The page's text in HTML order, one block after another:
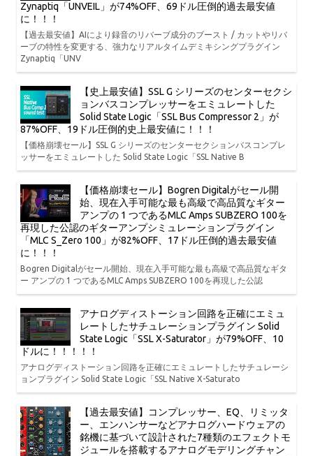
Zynaptiq「UNVEIL」が74%OFF、69ドル圧倒的過去最安値
に！！！
【過去最安値】AIにより録音のリバーブ成分のブースト / カットやリバ
ーブの特性を変更する、強力なリアルタイムデミキシングプラグイン
Zynaptiq「UNV
【史上最安値】SSL G シリーズのセンターセクシ
ョンバスコンプレッサーをエミュレートした
Solid State Logic「SSL Bus Compressor 2」が
87%OFF、19ドル圧倒的史上最安値に！！！
【価格崩壊セール】SSL G シリーズのセンターセクションバスコンプレ
ッサーをエミュレートした Solid State Logic「SSL Native B
【価格崩壊セール】Bogren Digitalがセール開
始、現在入手可能な最も高級で高品質なギター
アンプの 1 つであるMLC Amps SUBZERO 100を
再現した公認のギターアンプシミュレーションプラグイン
「MLC S_Zero 100」が82%OFF、17ドル圧倒的過去最安値
に！！！
Bogren Digitalがセール開始、現在入手可能な最も高級で高品質なギタ
ー アンプの 1 つであるMLC Amps SUBZERO 100を再現した公認
アナログディストーション回路を正確にエミュ
レートしたサチュレーションプラグイン Solid
State Logic「SSL X-Saturator」が79%OFF、10
ドルに！！！！！
アナログディストーション回路を正確にエミュレートしたサチュレーシ
ョンプラグイン Solid State Logic「SSL Native X-Saturato
【過去最安値】コンプレッサー、EQ、リミッタ
ー、エンハンサーなどアナログハードウェアの
銘機に基づいて設計された7種類のエフェクトモ
ジュールを搭載するアナログモデリングチャン